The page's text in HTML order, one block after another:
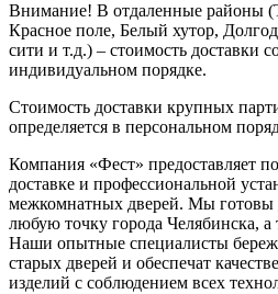
Внимание! В отдаленные районы
Красное поле, Белый хутор,
сити и т.д.) – стоимость доставки
индивидуальном порядке.
Стоимость доставки крупных
определяется в персональном
Компания «Фест» предоставляет
доставке и профессиональной
межкомнатных дверей. Мы готовы
любую точку города Челябинска, а
Наши опытные специалисты
старых дверей и обеспечат
изделий с соблюдением всех